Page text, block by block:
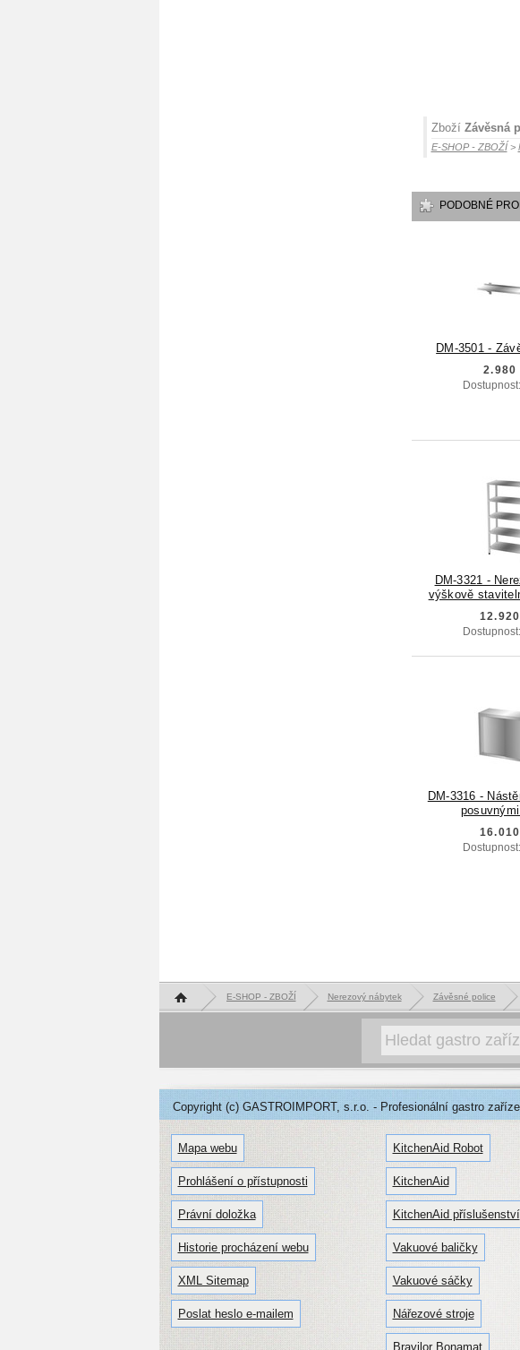
Zboží Závěsná
E-SHOP - ZBOŽÍ>
PODOBNÉ
DM-3501 -
2.980
DM-3321 -
výškově
DM-3316 -
Hlavní stránka E-SHOP - ZBOŽÍ Nerezový nábytek Závěsné police
Copyright (c) GASTROIMPORT, s.r.o. - Profesionální gastro
Mapa webu
Prohlášení o přístupnosti
Právní doložka
Historie procházení webu
XML Sitemap
Poslat heslo e-mailem
KitchenAid Robot
KitchenAid
KitchenAid příslušenství
Vakuové baličky
Vakuové sáčky
Nářezové stroje
Bravilor Bonamat